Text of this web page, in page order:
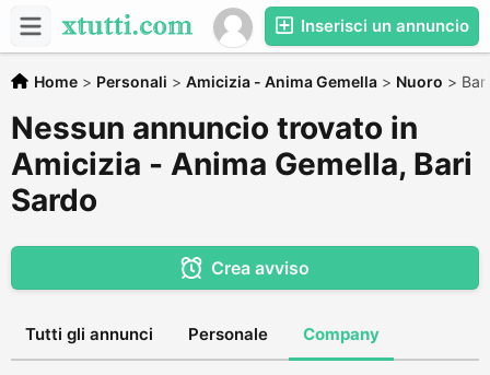
Inserisci un annuncio
Home > Personali > Amicizia - Anima Gemella > Nuoro >
Nessun annuncio trovato in
Amicizia - Anima Gemella, Bari
Sardo
Crea avviso
Tutti gli annunci Personale Company